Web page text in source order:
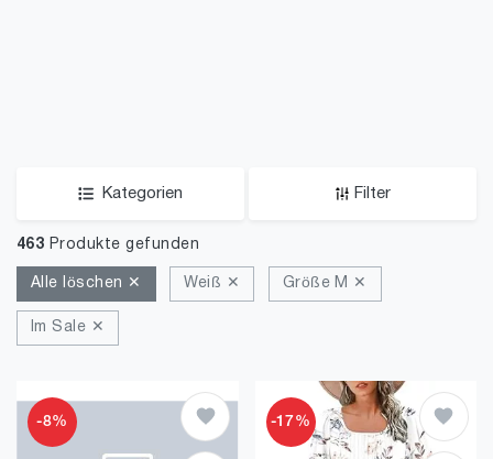
Kategorien Filter
463 Produkte gefunden
Alle löschen ✕ Weiß ✕ Größe M ✕
Im Sale ✕
-8% -17%